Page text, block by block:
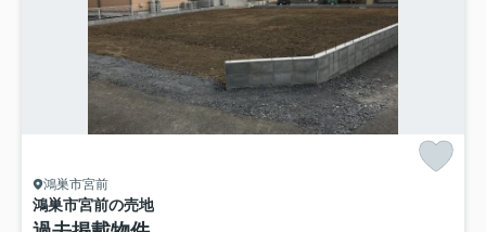
鴻巣市宮前
鴻巣市宮前の売地